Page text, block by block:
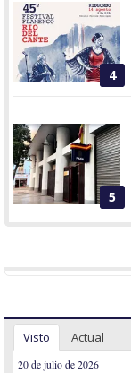
4
5
Visto Actual
20 de julio de 2026